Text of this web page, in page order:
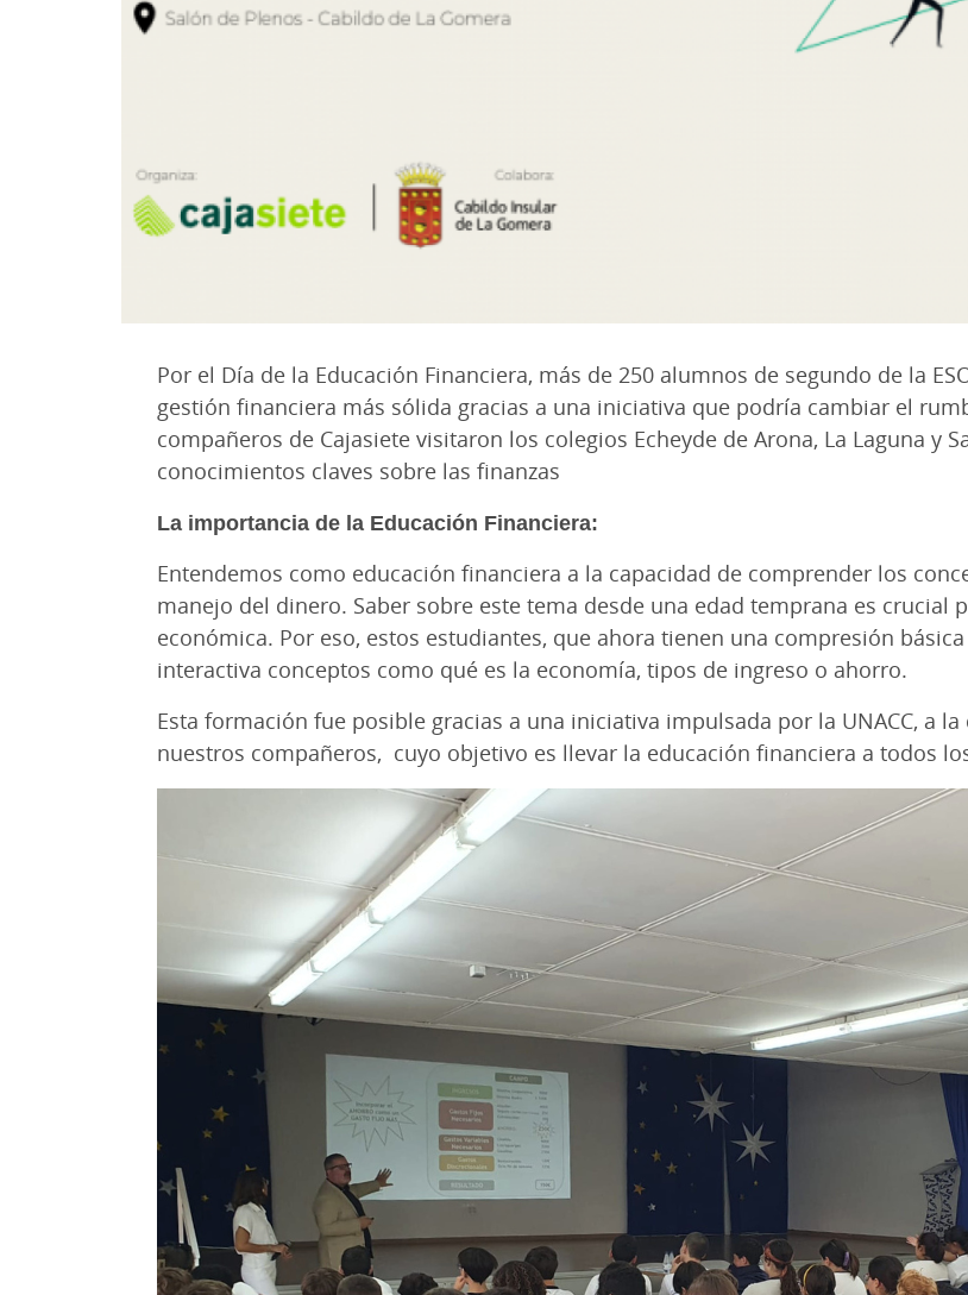
Por el Día de la Educación Financiera, más de 250 alumnos de segundo de la
gestión financiera más sólida gracias a una iniciativa que podría cambiar el
compañeros de Cajasiete visitaron los colegios Echeyde de Arona, La Laguna y
conocimientos claves sobre las finanzas
La importancia de la Educación Financiera:
Entendemos como educación financiera a la capacidad de comprender los
manejo del dinero. Saber sobre este tema desde una edad temprana es crucial
económica. Por eso, estos estudiantes, que ahora tienen una compresión
interactiva conceptos como qué es la economía, tipos de ingreso o ahorro.
Esta formación fue posible gracias a una iniciativa impulsada por la UNACC, a
nuestros compañeros, cuyo objetivo es llevar la educación financiera a todos